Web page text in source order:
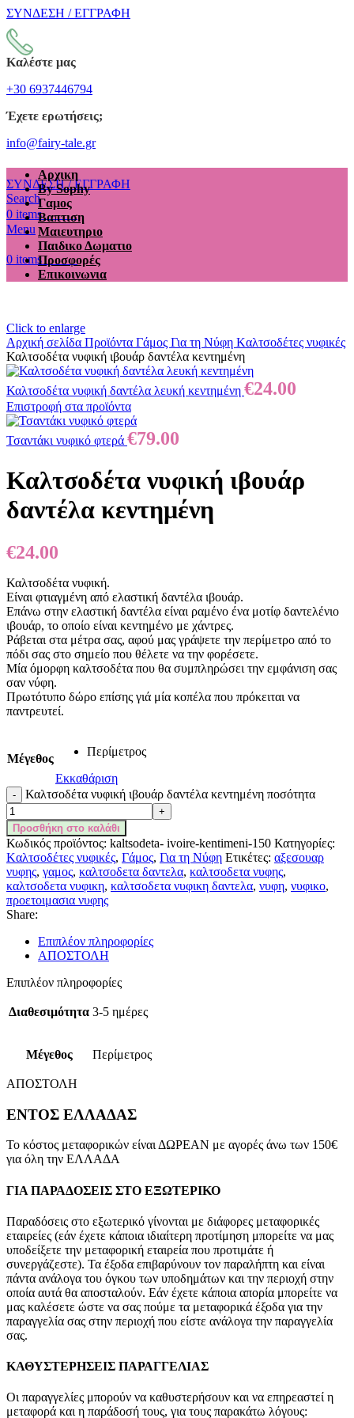
ΣΥΝΔΕΣΗ / ΕΓΓΡΑΦΗ
Καλέστε μας
+30 6937446794
Έχετε ερωτήσεις;
info@fairy-tale.gr
ΣΥΝΔΕΣΗ / ΕΓΓΡΑΦΗ
Search
0 items €0.00
Menu
0 items €0.00
Αρχικη
By Sophy
Γαμος
Βαπτιση
Μαιευτηριο
Παιδικο Δωματιο
Προσφορές
Επικοινωνια
Click to enlarge
Αρχική σελίδα Προϊόντα Γάμος Για τη Νύφη Kαλτσοδέτες νυφικές
Καλτσοδέτα νυφική ιβουάρ δαντέλα κεντημένη
Καλτσοδέτα νυφική δαντέλα λευκή κεντημένη €24.00
Επιστροφή στα προϊόντα
Τσαντάκι νυφικό φτερά €79.00
Καλτσοδέτα νυφική ιβουάρ
δαντέλα κεντημένη
€24.00
Καλτσοδέτα νυφική.
Είναι φτιαγμένη από ελαστική δαντέλα ιβουάρ.
Επάνω στην ελαστική δαντέλα είναι ραμένο ένα μοτίφ δαντελένιο
ιβουάρ, το οποίο είναι κεντημένο με χάντρες.
Ράβεται στα μέτρα σας, αφού μας γράψετε την περίμετρο από το
πόδι σας στο σημείο που θέλετε να την φορέσετε.
Μία όμορφη καλτσοδέτα που θα συμπληρώσει την εμφάνιση σας
σαν νύφη.
Πρωτότυπο δώρο επίσης γιά μία κοπέλα που πρόκειται να
παντρευτεί.
Μέγεθος
Περίμετρος
Εκκαθάριση
Καλτσοδέτα νυφική ιβουάρ δαντέλα κεντημένη ποσότητα
Προσθήκη στο καλάθι
Κωδικός προϊόντος: kaltsodeta- ivoire-kentimeni-150 Κατηγορίες:
Kαλτσοδέτες νυφικές, Γάμος, Για τη Νύφη Ετικέτες: αξεσουαρ
νυφης, γαμος, καλτσοδετα δαντελα, καλτσοδετα νυφης,
καλτσοδετα νυφικη, καλτσοδετα νυφικη δαντελα, νυφη, νυφικο,
προετοιμασια νυφης
Share:
Επιπλέον πληροφορίες
ΑΠΟΣΤΟΛΗ
Επιπλέον πληροφορίες
Διαθεσιμότητα 3-5 ημέρες
Μέγεθος Περίμετρος
ΑΠΟΣΤΟΛΗ
ΕΝΤΟΣ ΕΛΛΑΔΑΣ
Το κόστος μεταφορικών είναι ΔΩΡΕΑΝ με αγορές άνω των 150€
για όλη την ΕΛΛΑΔΑ
ΓΙΑ ΠΑΡΑΔΟΣΕΙΣ ΣΤΟ ΕΞΩΤΕΡΙΚΟ
Παραδόσεις στο εξωτερικό γίνονται με διάφορες μεταφορικές
εταιρείες (εάν έχετε κάποια ιδιαίτερη προτίμηση μπορείτε να μας
υποδείξετε την μεταφορική εταιρεία που προτιμάτε ή
συνεργάζεστε). Τα έξοδα επιβαρύνουν τον παραλήπτη και είναι
πάντα ανάλογα του όγκου των υποδημάτων και την περιοχή στην
οποία αυτά θα αποσταλούν. Εάν έχετε κάποια απορία μπορείτε να
μας καλέσετε ώστε να σας πούμε τα μεταφορικά έξοδα για την
παραγγελία σας στην περιοχή που είστε ανάλογα την παραγγελία
σας.
ΚΑΘΥΣΤΕΡΗΣΕΙΣ ΠΑΡΑΓΓΕΛΙΑΣ
Οι παραγγελίες μπορούν να καθυστερήσουν και να επηρεαστεί η
μεταφορά και η παράδοσή τους, για τους παρακάτω λόγους: